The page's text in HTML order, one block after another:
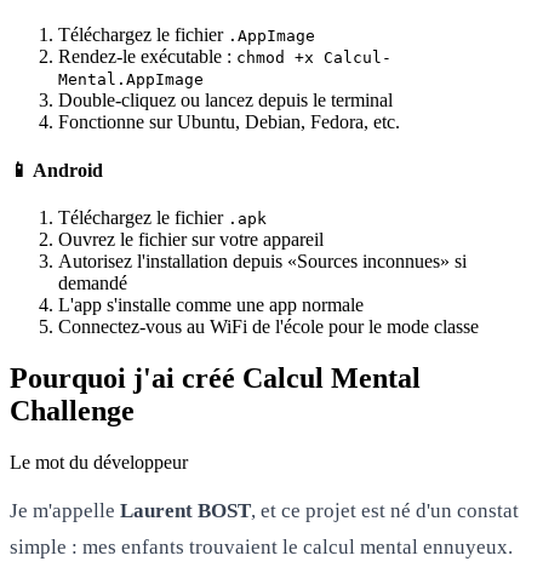
Téléchargez le fichier .AppImage
Rendez-le exécutable : chmod +x Calcul-
Mental.AppImage
Double-cliquez ou lancez depuis le terminal
Fonctionne sur Ubuntu, Debian, Fedora, etc.
📱 Android
Téléchargez le fichier .apk
Ouvrez le fichier sur votre appareil
Autorisez l'installation depuis «Sources inconnues» si
demandé
L'app s'installe comme une app normale
Connectez-vous au WiFi de l'école pour le mode classe
Pourquoi j'ai créé Calcul Mental
Challenge
Le mot du développeur
Je m'appelle Laurent BOST, et ce projet est né d'un constat
simple : mes enfants trouvaient le calcul mental ennuyeux.